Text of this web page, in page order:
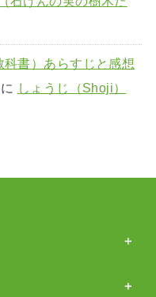
科書）あらすじと感想
に しょうじ（Shoji）